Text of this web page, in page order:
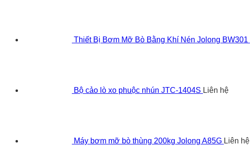
Thiết Bị Bơm Mỡ Bò Bằng Khí Nén Jolong BW301
Bộ cảo lò xo phuộc nhún JTC-1404S Liên hệ
Máy bơm mỡ bò thùng 200kg Jolong A85G Liên hệ